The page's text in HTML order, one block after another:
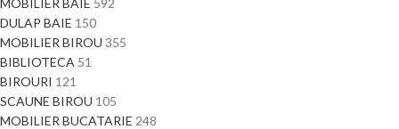
MOBILIER BAIE 592
DULAP BAIE 150
MOBILIER BIROU 355
BIBLIOTECA 51
BIROURI 121
SCAUNE BIROU 105
MOBILIER BUCATARIE 248